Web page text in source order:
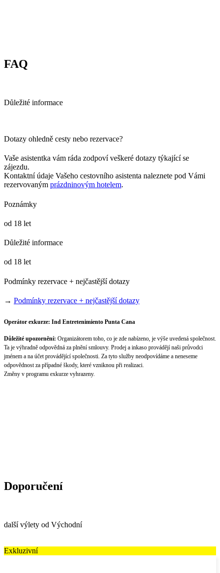
FAQ
Důležité informace
Dotazy ohledně cesty nebo rezervace?
Vaše asistentka vám ráda zodpoví veškeré dotazy týkající se
zájezdu.
Kontaktní údaje Vašeho cestovního asistenta naleznete pod Vámi
rezervovaným prázdninovým hotelem.
Poznámky
od 18 let
Důležité informace
od 18 let
Podmínky rezervace + nejčastější dotazy
→ Podmínky rezervace + nejčastější dotazy
Operátor exkurze: Ind Entretenimiento Punta Cana
Důležité upozornění: Organizátorem toho, co je zde nabízeno, je výše uvedená společnost.
Ta je výhradně odpovědná za plnění smlouvy. Prodej a inkaso provádějí naši průvodci
jménem a na účet provádějící společnosti. Za tyto služby neodpovídáme a neneseme
odpovědnost za případné škody, které vzniknou při realizaci.
Změny v programu exkurze vyhrazeny.
Doporučení
další výlety od Východní
Exkluzivní